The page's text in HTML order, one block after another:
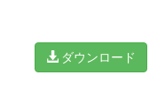
ダウンロード